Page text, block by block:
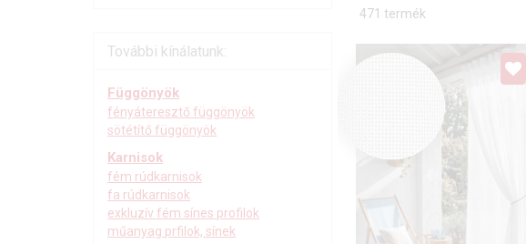
471 termék
További kínálatunk:
Függönyök
fényáteresztő függönyök
sötétítő függönyök
Karnisok
fém rúdkarnisok
fa rúdkarnisok
exkluzív fém sínes profilok
műanyag prfilok, sínek